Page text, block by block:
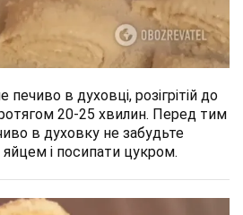
печиво в духовці, розігрітій до
20-25 хвилин. Перед тим
в духовку не забудьте
і посипати цукром.